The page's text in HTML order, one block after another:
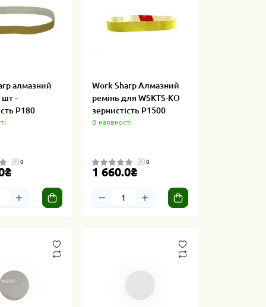
алмазний
шт -
P180
0
Work Sharp Алмазний
ремінь для WSKTS-KO
зернистість P1500
В наявності
0
1 660.0₴